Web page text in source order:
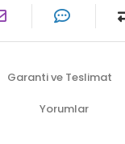
Garanti ve Teslimat
Yorumlar